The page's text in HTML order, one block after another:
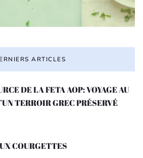
ARTICLES
DE LA FETA AOP: VOYAGE AU
TERROIR GREC PRÉSERVÉ
COURGETTES